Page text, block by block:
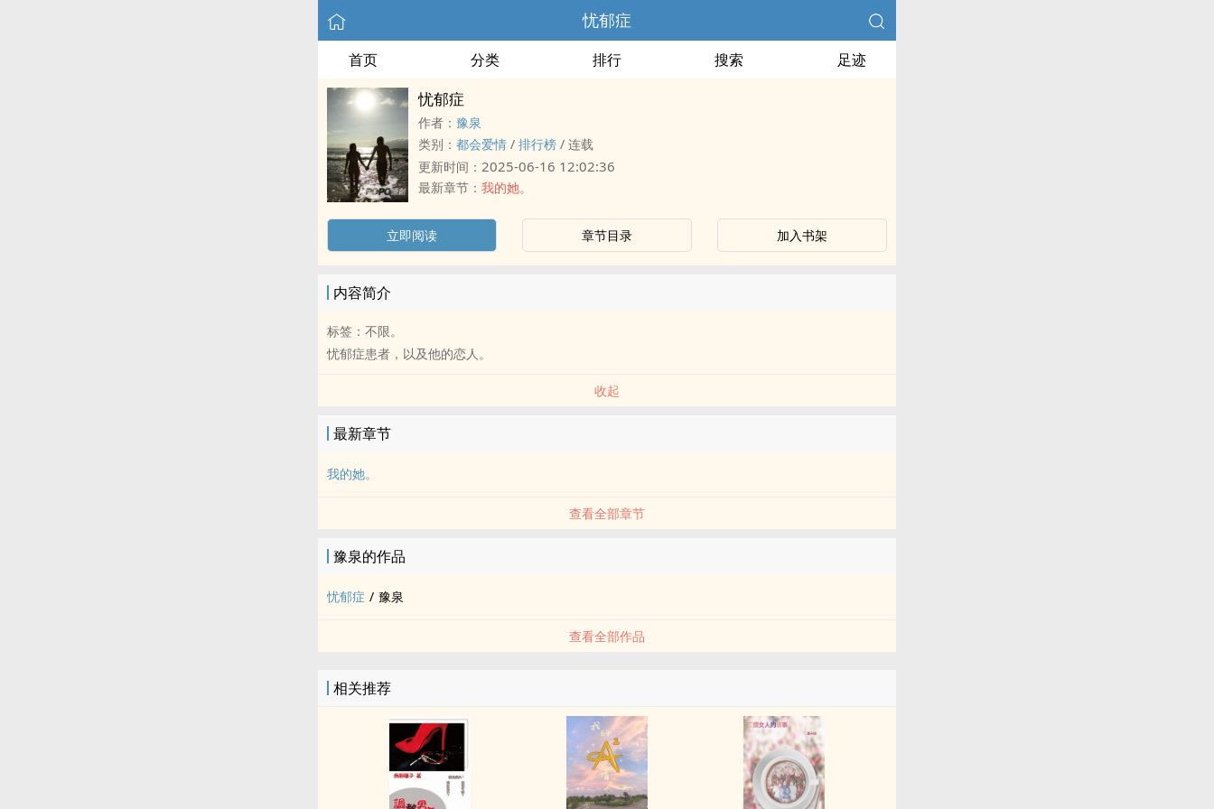
忧郁症
首页 分类 排行 搜索 足迹
忧郁症
作者： 豫泉
类别： 都会爱情 / 排行榜 / 连载
更新时间： 2025-06-16 12:02:36
最新章节： 我的她。
立即阅读 章节目录 加入书架
内容简介
标签：不限。
忧郁症患者，以及他的恋人。
收起
最新章节
我的她。
查看全部章节
豫泉的作品
忧郁症 / 豫泉
查看全部作品
相关推荐